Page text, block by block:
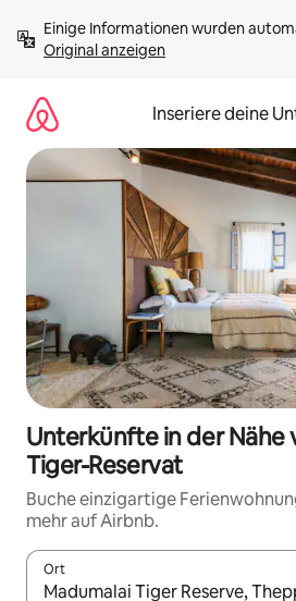
Inhalten
springenOriginal anzeigen
Inseriere deine
Unterkünfte in der Nähe
Tiger-Reservat
Buche einzigartige
mehr auf Airbnb.
Ort
Wenn Ergebnisse verfügbar sind,